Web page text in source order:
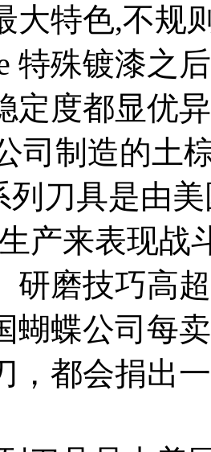
大特色,不规
特殊镀漆之
定度都显优
司制造的土
列刀具是由
产来表现战
研磨技巧高
蝴蝶公司每
，都会捐出